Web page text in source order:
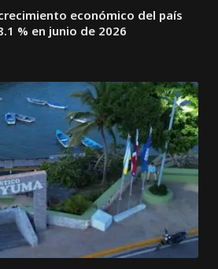
económico del país
% en junio de 2026